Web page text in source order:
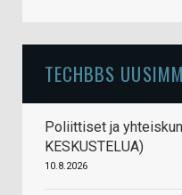
TECHBBS
Poliittiset ja
KESKUSTELUA)
10.8.2026